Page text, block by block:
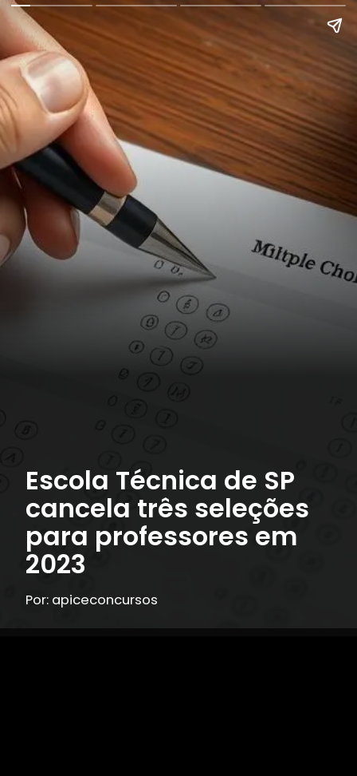
Escola Técnica de SP
cancela três seleções
para professores em
2023
Por: apiceconcursos